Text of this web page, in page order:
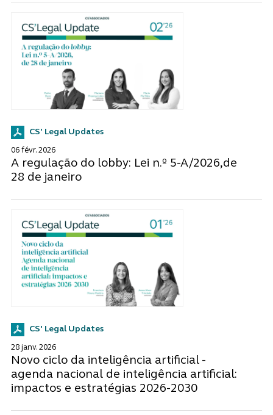
CS' Legal Updates
06 févr. 2026
A regulação do lobby: Lei n.º 5-A/2026,de
28 de janeiro
CS' Legal Updates
28 janv. 2026
Novo ciclo da inteligência artificial -
agenda nacional de inteligência artificial:
impactos e estratégias 2026-2030